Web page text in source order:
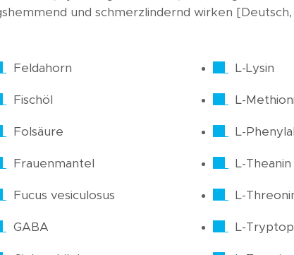
und schmerzlindernd wirken
Feldahorn
Fischöl
Folsäure
Frauenmantel
Fucus vesiculosus
GABA
L-Lysin
L-
L-
L-Theanin
L-
L-